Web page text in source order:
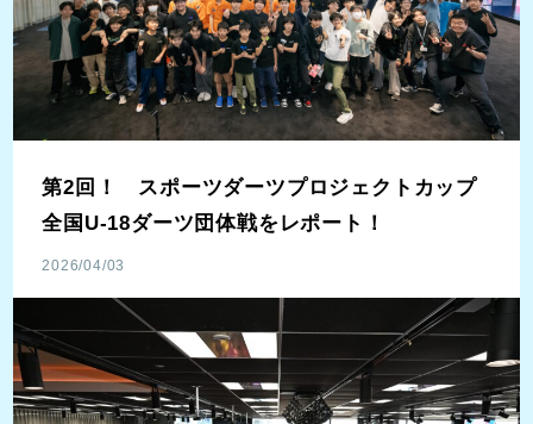
第2回！ スポーツダーツプロジェクトカップ
全国U-18ダーツ団体戦をレポート！
2026/04/03